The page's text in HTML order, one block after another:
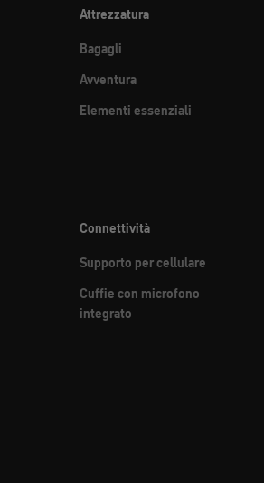
Attrezzatura
Bagagli
Avventura
Elementi essenziali
Connettività
Supporto per cellulare
Cuffie con microfono
integrato